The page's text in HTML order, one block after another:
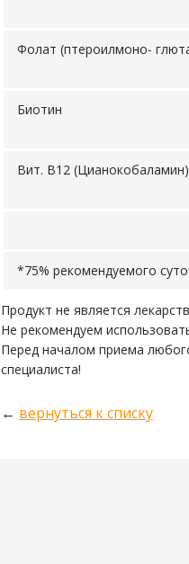
Фолат (птероилмоно-
Биотин
Вит. В12 (Цианокобаламин)
*75% рекомендуемого
Продукт не является
Не рекомендуем
Перед началом приема
специалиста!
← вернуться к списку